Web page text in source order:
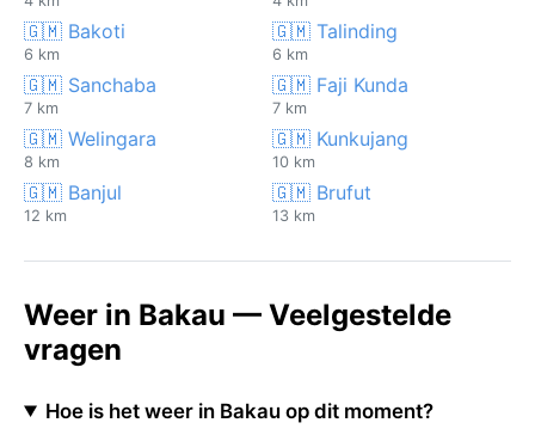
🇬🇲 Bakoti
6 km
🇬🇲 Talinding
6 km
🇬🇲 Sanchaba
7 km
🇬🇲 Faji Kunda
7 km
🇬🇲 Welingara
8 km
🇬🇲 Kunkujang
10 km
🇬🇲 Banjul
12 km
🇬🇲 Brufut
13 km
Weer in Bakau — Veelgestelde
vragen
Hoe is het weer in Bakau op dit moment?